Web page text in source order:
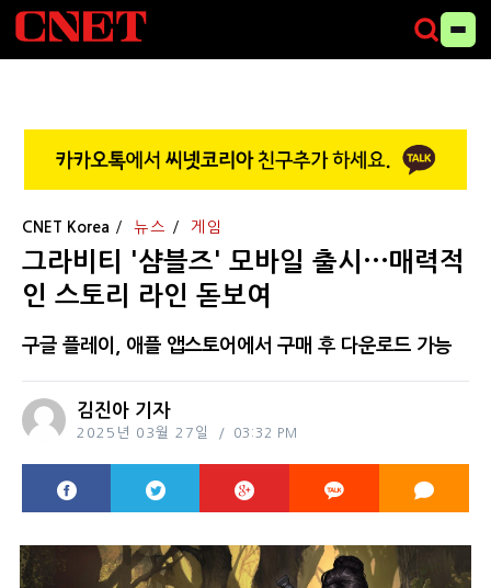
CNET Korea 뉴스 게임
그라비티 '샴블즈' 모바일 출시···매력적
인 스토리 라인 돋보여
구글 플레이, 애플 앱스토어에서 구매 후 다운로드 가능
김진아 기자
2025년 03월 27일 03:32 PM